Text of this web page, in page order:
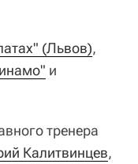
(Львов),
и
тренера
Калитвинцев,